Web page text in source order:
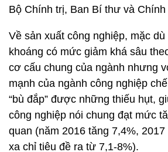
Bộ Chính trị, Ban Bí thư và Chính
Về sản xuất công nghiệp, mặc dù
khoáng có mức giảm khá sâu
cơ cấu chung của ngành nhưng
mạnh của ngành công nghiệp
“bù đắp” được những thiếu hụt,
công nghiệp nói chung đạt mức
quan (năm 2016 tăng 7,4%,
xa chỉ tiêu đề ra từ 7,1-8%).